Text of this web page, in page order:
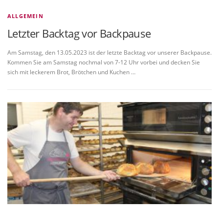
ALLGEMEIN
Letzter Backtag vor Backpause
Am Samstag, den 13.05.2023 ist der letzte Backtag vor unserer Backpause.
Kommen Sie am Samstag nochmal von 7-12 Uhr vorbei und decken Sie
sich mit leckerem Brot, Brötchen und Kuchen …